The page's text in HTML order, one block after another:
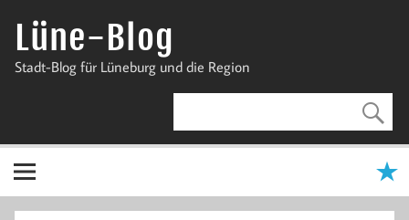
InhaltLüne-Blog
Stadt-Blog für Lüneburg und die Region